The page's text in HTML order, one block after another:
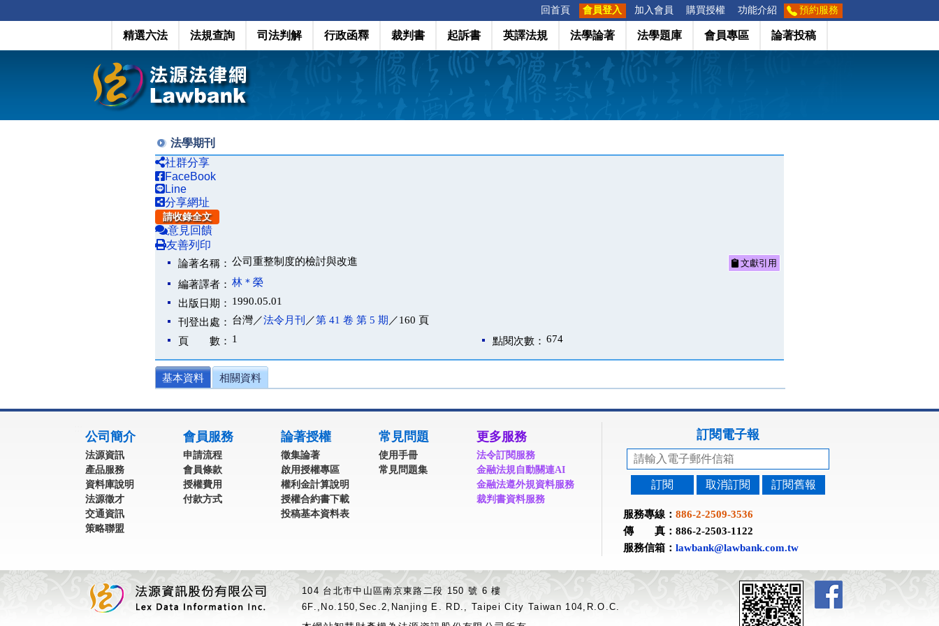
回首頁 會員登入 加入會員 購買授權 功能介紹 預約服務
精選六法 法規查詢 司法判解 行政函釋 裁判書 起訴書 英譯法規 法學論著 法學題庫 會員專區 論著投稿
法學期刊
社群分享
FaceBook
Line
分享網址
請收錄全文
意見回饋
友善列印
論著名稱： 公司重整制度的檢討與改進 文獻引用
編著譯者： 林＊榮
出版日期： 1990.05.01
刊登出處： 台灣／法令月刊 ／第 41 卷 第 5 期 ／160 頁
頁 數： 1 點閱次數： 674
基本資料 相關資料
公司簡介
法源資訊
產品服務
資料庫說明
法源徵才
交通資訊
策略聯盟
會員服務
申請流程
會員條款
授權費用
付款方式
論著授權
徵集論著
啟用授權專區
權利金計算說明
授權合約書下載
投稿基本資料表
常見問題
使用手冊
常見問題集
更多服務
法令訂閱服務
金融法規自動關連AI
金融法遵外規資料服務
裁判書資料服務
訂閱電子報
訂閱 取消訂閱 訂閱舊報
服務專線： 886-2-2509-3536
傳 真：886-2-2503-1122
服務信箱： lawbank@lawbank.com.tw
104 台北市中山區南京東路二段 150 號 6 樓
6F.,No.150,Sec.2,Nanjing E. RD., Taipei City Taiwan 104,R.O.C.